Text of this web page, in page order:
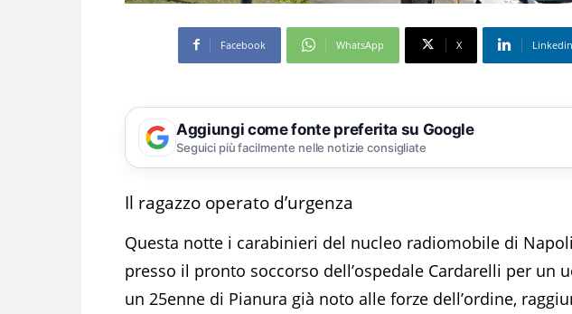
Facebook WhatsApp X Linkedin
Aggiungi come fonte preferita su Google
Seguici più facilmente nelle notizie consigliate
Il ragazzo operato d’urgenza
Questa notte i carabinieri del nucleo radiomobile di
presso il pronto soccorso dell’ospedale Cardarelli per un
un 25enne di Pianura già noto alle forze dell’ordine,